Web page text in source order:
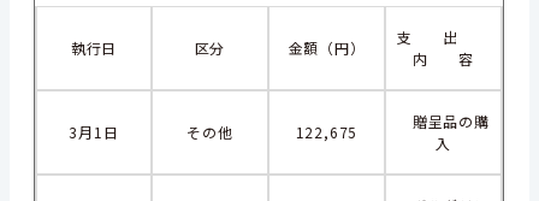
執行日 区分 金額（円）
支 出
内 容
3月1日 その他 122,675
贈呈品の購
入